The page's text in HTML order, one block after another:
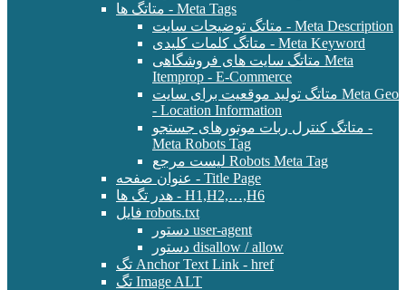
متاتگ ها - Meta Tags
متاتگ توضیحات سایت - Meta Description
متاتگ کلمات کلیدی - Meta Keyword
متاتگ سایت های فروشگاهی Meta
Itemprop - E-Commerce
متاتگ تولید موقعیت برای سایت Meta Geo
- Location Information
متاتگ کنترل ربات موتورهای جستجو -
Meta Robots Tag
لیست مرجع Robots Meta Tag
عنوان صفحه - Title Page
هدر تگ ها - H1,H2,…,H6
فایل robots.txt
دستور user-agent
دستور disallow / allow
تگ Anchor Text Link - href
تگ Image ALT